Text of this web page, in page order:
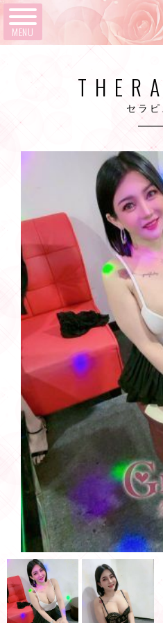
MENU
セラピ